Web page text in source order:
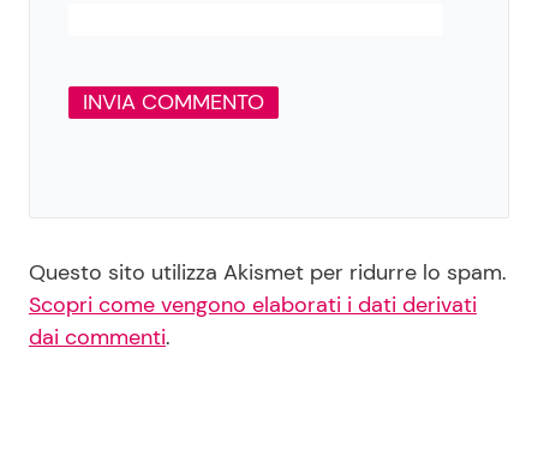
Questo sito utilizza Akismet per ridurre lo spam.
Scopri come vengono elaborati i dati derivati
dai commenti.